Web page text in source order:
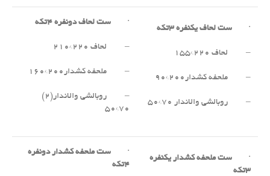
· ست لحاف یکنفره ۳تکه
– لحاف ۲۲۰*۱۵۵
– ملحفه کشدار۲۰۰*۹۰
– روبالشی والاندار ۷۰*۵۰
· ست لحاف دونفره ۴تکه
– لحاف ۲۲۰*۲۱۰
– ملحفه کشدار۲۰۰*۱۶۰
– روبالشی والاندار(۲)
۷۰*۵۰
· ست ملحفه کشدار یکنفره
۳تکه
· ست ملحفه کشدار دونفره
۴تکه